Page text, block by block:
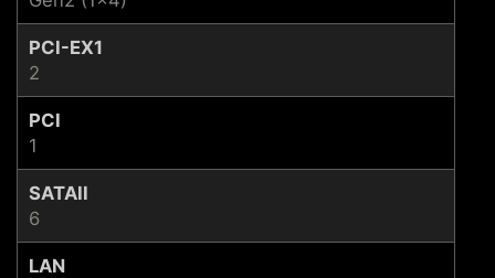
PCI-EX1
2
PCI
1
SATAII
6
LAN